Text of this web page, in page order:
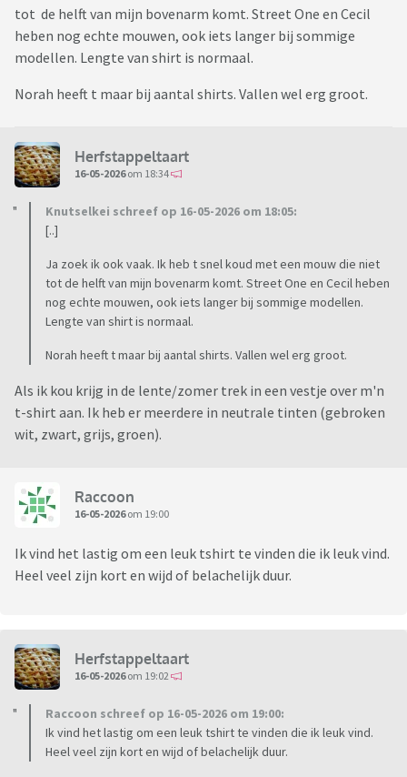
tot de helft van mijn bovenarm komt. Street One en Cecil
heben nog echte mouwen, ook iets langer bij sommige
modellen. Lengte van shirt is normaal.
Norah heeft t maar bij aantal shirts. Vallen wel erg groot.
Herfstappeltaart
16-05-2026om 18:34
Knutselkei schreef op 16-05-2026 om 18:05:
[..]
Ja zoek ik ook vaak. Ik heb t snel koud met een mouw die niet
tot de helft van mijn bovenarm komt. Street One en Cecil heben
nog echte mouwen, ook iets langer bij sommige modellen.
Lengte van shirt is normaal.
Norah heeft t maar bij aantal shirts. Vallen wel erg groot.
Als ik kou krijg in de lente/zomer trek in een vestje over m'n
t-shirt aan. Ik heb er meerdere in neutrale tinten (gebroken
wit, zwart, grijs, groen).
Raccoon
16-05-2026om 19:00
Ik vind het lastig om een leuk tshirt te vinden die ik leuk vind.
Heel veel zijn kort en wijd of belachelijk duur.
Herfstappeltaart
16-05-2026om 19:02
Raccoon schreef op 16-05-2026 om 19:00:
Ik vind het lastig om een leuk tshirt te vinden die ik leuk vind.
Heel veel zijn kort en wijd of belachelijk duur.